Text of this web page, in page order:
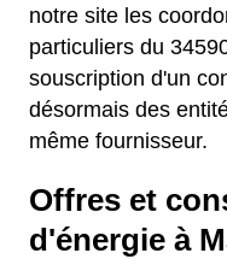
notre site les
particuliers du
souscription d'un
désormais des
même fournisseur.
Offres et
d'énergie à